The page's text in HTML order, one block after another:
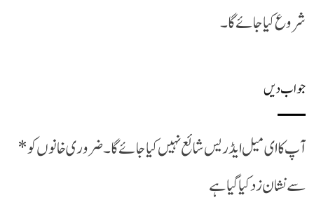
شروع کیا جائے گا۔
جواب دیں
آپ کا ای میل ایڈریس شائع نہیں کیا جائے گا۔ضروری خانوں کو*
سے نشان زد کیا گیا ہے